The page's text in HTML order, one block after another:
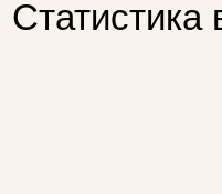
Статистика